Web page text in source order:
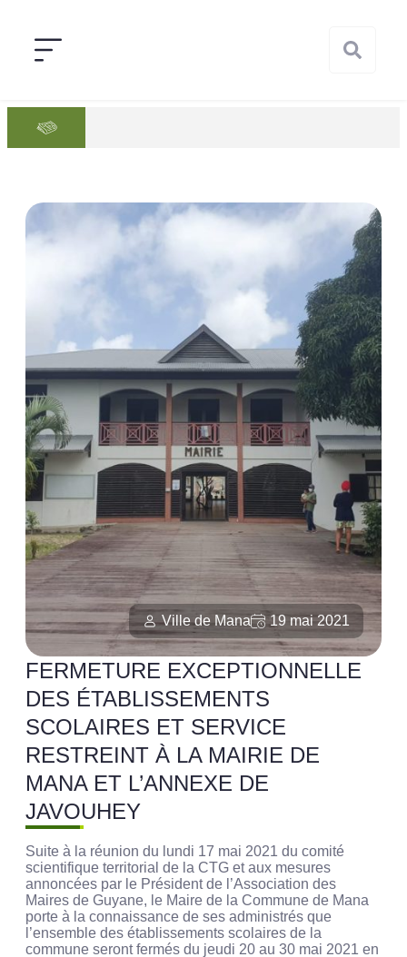
Ville de Mana 19 mai 2021
FERMETURE EXCEPTIONNELLE
DES ÉTABLISSEMENTS
SCOLAIRES ET SERVICE
RESTREINT À LA MAIRIE DE
MANA ET L’ANNEXE DE
JAVOUHEY
Suite à la réunion du lundi 17 mai 2021 du comité
scientifique territorial de la CTG et aux mesures
annoncées par le Président de l’Association des
Maires de Guyane, le Maire de la Commune de Mana
porte à la connaissance de ses administrés que
l’ensemble des établissements scolaires de la
commune seront fermés du jeudi 20 au 30 mai 2021 en